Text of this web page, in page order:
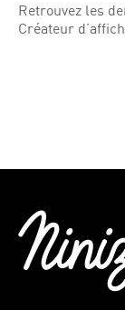
Retrouvez les
Créateur